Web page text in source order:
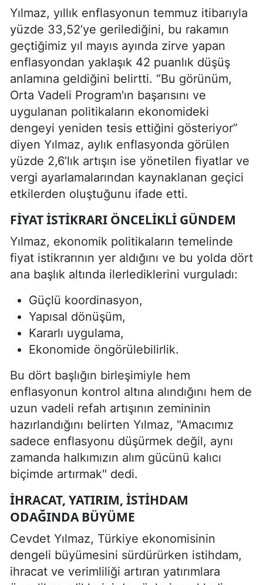
Yılmaz, yıllık enflasyonun temmuz itibarıyla
yüzde 33,52’ye gerilediğini, bu rakamın
geçtiğimiz yıl mayıs ayında zirve yapan
enflasyondan yaklaşık 42 puanlık düşüş
anlamına geldiğini belirtti. “Bu görünüm,
Orta Vadeli Program'ın başarısını ve
uygulanan politikaların ekonomideki
dengeyi yeniden tesis ettiğini gösteriyor”
diyen Yılmaz, aylık enflasyonda görülen
yüzde 2,6’lık artışın ise yönetilen fiyatlar ve
vergi ayarlamalarından kaynaklanan geçici
etkilerden oluştuğunu ifade etti.
FIYAT İSTIKRARI ÖNCELIKLI GÜNDEM
Yılmaz, ekonomik politikaların temelinde
fiyat istikrarının yer aldığını ve bu yolda dört
ana başlık altında ilerlediklerini vurguladı:
Güçlü koordinasyon,
Yapısal dönüşüm,
Kararlı uygulama,
Ekonomide öngörülebilirlik.
Bu dört başlığın birleşimiyle hem
enflasyonun kontrol altına alındığını hem de
uzun vadeli refah artışının zemininin
hazırlandığını belirten Yılmaz, "Amacımız
sadece enflasyonu düşürmek değil, aynı
zamanda halkımızın alım gücünü kalıcı
biçimde artırmak" dedi.
İHRACAT, YATIRIM, İSTIHDAM
ODAĞINDA BÜYÜME
Cevdet Yılmaz, Türkiye ekonomisinin
dengeli büyümesini sürdürürken istihdam,
ihracat ve verimliliği artıran yatırımlara